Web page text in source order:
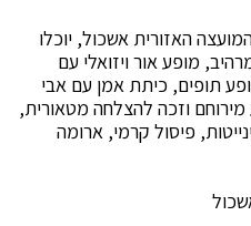
האזורית אשכול, יוכלו
מופע אור ויזואלי עם
תופים, כיתת אמן עם אבי
וזכה להצלחה מטאורית,
פיסול קרמי, ארומה